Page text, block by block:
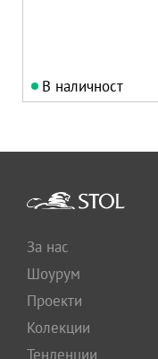
В наличност
За нас
Шоурум
Проекти
Колекции
Тенденции